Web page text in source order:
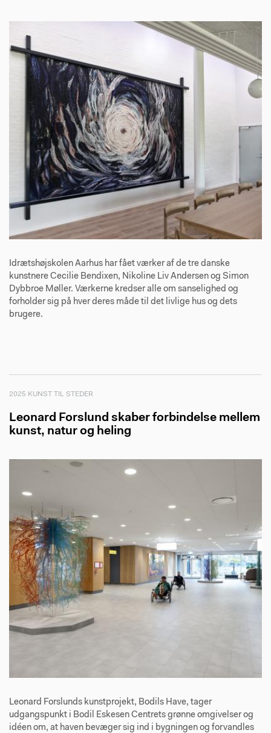
Idrætshøjskolen Aarhus har fået værker af de tre danske
kunstnere Cecilie Bendixen, Nikoline Liv Andersen og Simon
Dybbroe Møller. Værkerne kredser alle om sanselighed og
forholder sig på hver deres måde til det livlige hus og dets
brugere.
2025 KUNST TIL STEDER
Leonard Forslund skaber forbindelse mellem
kunst, natur og heling
Leonard Forslunds kunstprojekt, Bodils Have, tager
udgangspunkt i Bodil Eskesen Centrets grønne omgivelser og
idéen om, at haven bevæger sig ind i bygningen og forvandles